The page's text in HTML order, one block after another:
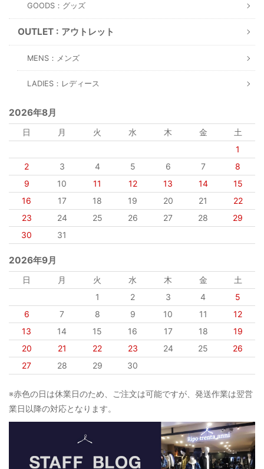
GOODS：グッズ
OUTLET : アウトレット
MENS：メンズ
LADIES：レディース
2026年8月
日 月 火 水 木 金
土
1
2
3 4 5 6 7
8
9
10 11 12 13 14
15
16
17 18 19 20 21
22
23
24 25 26 27 28
29
30
31
2026年9月
日 月 火 水 木 金
土
1
2 3 4
5
6
7 8 9 10 11
12
13
14 15 16 17 18
19
20
21 22 23 24 25
26
27
28 29 30
※赤色の日は休業日のため、ご注文は可能ですが、発送作業は翌営
業日以降の対応となります。